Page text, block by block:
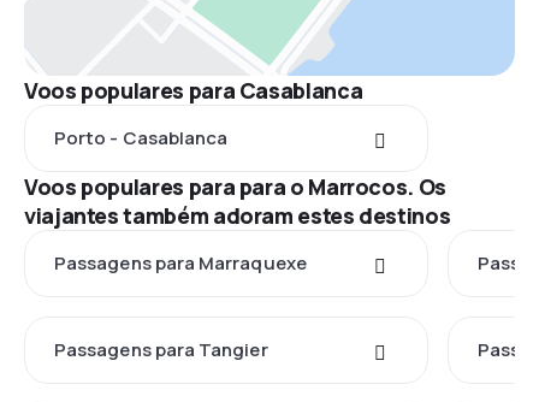
Voos populares para Casablanca
Porto - Casablanca
Voos populares para para o Marrocos. Os
viajantes também adoram estes destinos
Passagens para Marraquexe
Passagens para Tangier